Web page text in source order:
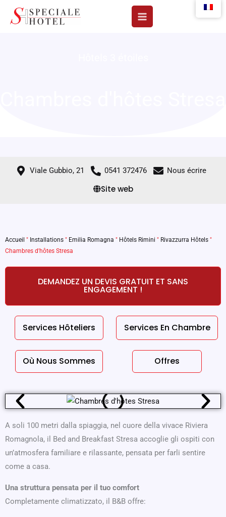
Viale Gubbio, 21 0541 372476 Nous écrire
Site web
Accueil " Installations " Emilia Romagna " Hôtels Rimini " Rivazzurra Hôtels "
Chambres d'hôtes Stresa
DEMANDEZ UN DEVIS GRATUIT ET SANS
ENGAGEMENT !
Services Hôteliers Services En Chambre
Où Nous Sommes Offres
A soli 100 metri dalla spiaggia, nel cuore della vivace Riviera
Romagnola, il Bed and Breakfast Stresa accoglie gli ospiti con
un’atmosfera familiare e rilassante, pensata per farli sentire
come a casa.
Una struttura pensata per il tuo comfort
Completamente climatizzato, il B&B offre: